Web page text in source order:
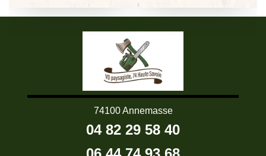
74100 Annemasse
04 82 29 58 40